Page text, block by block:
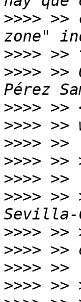
>>>> >>
>>>>
>>>> >>
>>>> >>
>>>>
>>>>
>>>>
>>>>
>>>> >>
>>>> >>
>>>>
>>>>
>>>>